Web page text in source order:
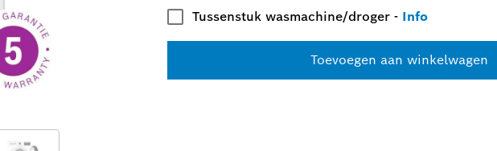
Tussenstuk wasmachine/droger- Info
Toevoegen aan winkelwagen